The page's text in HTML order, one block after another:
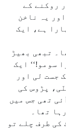
روکنے کے
یہ ناخن
ہے، ایک
تبھی بھیڑ
سومو!‘‘ ایک
جست لی اور
پڑوس کی
تھی جس میں
تھا۔
کی طرف چلے تو